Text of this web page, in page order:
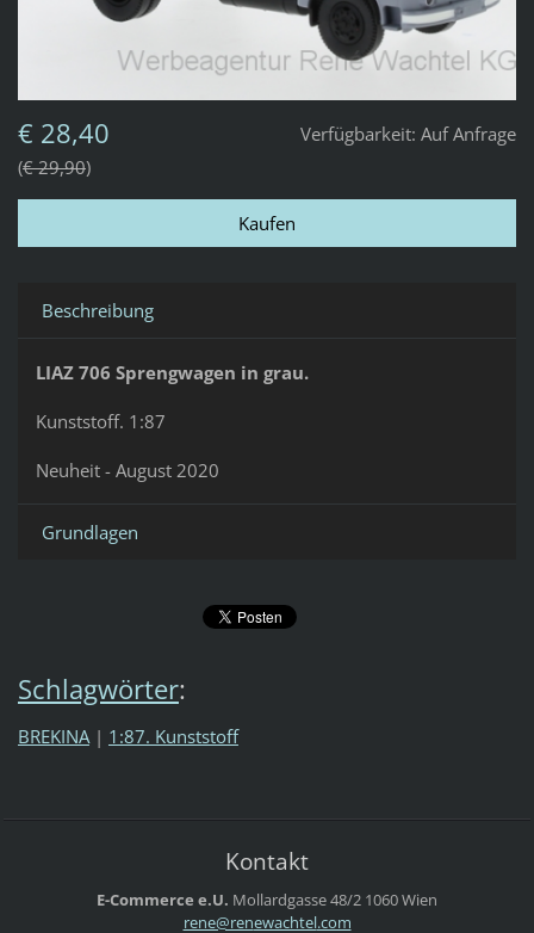
Verfügbarkeit: Auf Anfrage
€ 28,40
€ 29,90
Beschreibung
LIAZ 706 Sprengwagen in grau.
Kunststoff. 1:87
Neuheit - August 2020
Grundlagen
Schlagwörter:
BREKINA | 1:87. Kunststoff
Kontakt
E-Commerce e.U. Mollardgasse 48/2 1060 Wien
rene@renewachtel.com